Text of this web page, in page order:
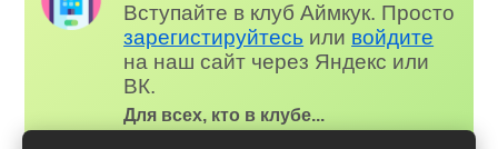
Вступайте в клуб Аймкук. Просто
зарегистируйтесь или войдите
на наш сайт через Яндекс или
ВК.
Для всех, кто в клубе...